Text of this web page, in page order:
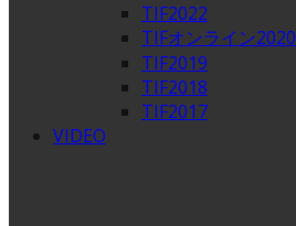
TIF2022
TIFオンライン2020
TIF2019
TIF2018
TIF2017
VIDEO